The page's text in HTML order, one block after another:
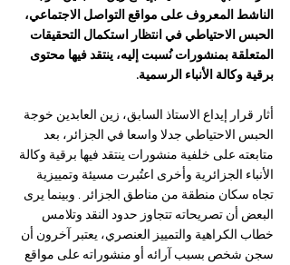
الناشط المعروف على مواقع التواصل الاجتماعي،
الحبس الاحتياطي في انتظار استكمال التحقيقات
المتعلقة بمنشورات نُسبت إليه، ينتقد فيها محتوى
برقية وكالة الأنباء الرسمية.
أثار قرار إيداع الاستاذ السابق، زين العابدين خوجة
الحبس الاحتياطي جدلا واسعا في الجزائر، بعد
متابعته على خلفية منشورات ينتقد فيها برقية وكالة
الأنباء الجزائرية وأخرى اعتُبرت مسيئة وتمييزية
تجاه سكان منطقة من مناطق الجزائر . وبينما يرى
البعض أن تصريحاته تتجاوز حدود النقد وتلامس
خطاب الكراهية والتمييز العنصري، يعتبر آخرون أن
سجن شخص بسبب آرائه أو منشوراته على مواقع